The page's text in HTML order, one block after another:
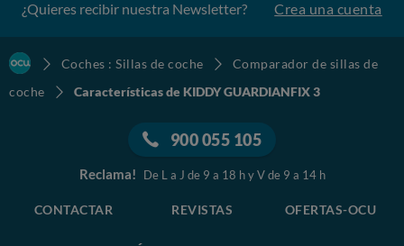
¿Quieres recibir nuestra Newsletter? Crea una cuenta
Coches : Sillas de coche
Comparador de sillas de
coche
Características de KIDDY GUARDIANFIX 3
900 055 105
Reclama! De L a J de 9 a 18 h y V de 9 a 14 h
CONTACTAR REVISTAS OFERTAS-OCU